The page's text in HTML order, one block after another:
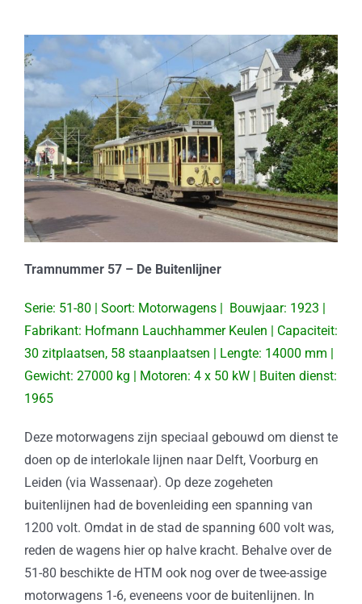
Tramnummer 57 – De Buitenlijner
Serie: 51-80 | Soort: Motorwagens | Bouwjaar: 1923 |
Fabrikant: Hofmann Lauchhammer Keulen | Capaciteit:
30 zitplaatsen, 58 staanplaatsen | Lengte: 14000 mm |
Gewicht: 27000 kg | Motoren: 4 x 50 kW | Buiten dienst:
1965
Deze motorwagens zijn speciaal gebouwd om dienst te
doen op de interlokale lijnen naar Delft, Voorburg en
Leiden (via Wassenaar). Op deze zogeheten
buitenlijnen had de bovenleiding een spanning van
1200 volt. Omdat in de stad de spanning 600 volt was,
reden de wagens hier op halve kracht. Behalve over de
51-80 beschikte de HTM ook nog over de twee-assige
motorwagens 1-6, eveneens voor de buitenlijnen. In